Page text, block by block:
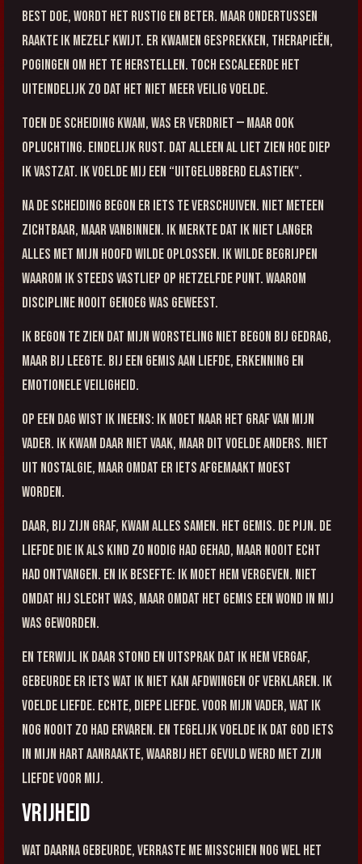
best doe, wordt het rustig en beter. Maar ondertussen
raakte ik mezelf kwijt. Er kwamen gesprekken, therapieën,
pogingen om het te herstellen. Toch escaleerde het
uiteindelijk zo dat het niet meer veilig voelde.
Toen de scheiding kwam, was er verdriet — maar ook
opluchting. Eindelijk rust. Dat alleen al liet zien hoe diep
ik vastzat. Ik voelde mij een “uitgelubberd elastiek".
Na de scheiding begon er iets te verschuiven. Niet meteen
zichtbaar, maar vanbinnen. Ik merkte dat ik niet langer
alles met mijn hoofd wilde oplossen. Ik wilde begrijpen
waarom ik steeds vastliep op hetzelfde punt. Waarom
discipline nooit genoeg was geweest.
Ik begon te zien dat mijn worsteling niet begon bij gedrag,
maar bij leegte. Bij een gemis aan liefde, erkenning en
emotionele veiligheid.
Op een dag wist ik ineens: ik moet naar het graf van mijn
vader. Ik kwam daar niet vaak, maar dit voelde anders. Niet
uit nostalgie, maar omdat er iets afgemaakt moest
worden.
Daar, bij zijn graf, kwam alles samen. Het gemis. De pijn. De
liefde die ik als kind zo nodig had gehad, maar nooit echt
had ontvangen. En ik besefte: ik moet hem vergeven. Niet
omdat hij slecht was, maar omdat het gemis een wond in mij
was geworden.
En terwijl ik daar stond en uitsprak dat ik hem vergaf,
gebeurde er iets wat ik niet kan afdwingen of verklaren. Ik
voelde liefde. Echte, diepe liefde. Voor mijn vader, wat ik
nog nooit zo had ervaren. En tegelijk voelde ik dat God iets
in mijn hart aanraakte, waarbij het gevuld werd met Zijn
liefde voor mij.
Vrijheid
Wat daarna gebeurde, verraste me misschien nog wel het